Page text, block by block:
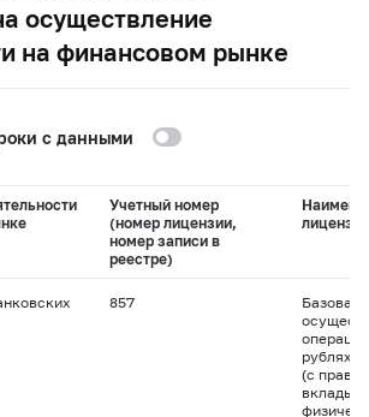
осуществление
на финансовом рынке
с данными
Учетный номер
(номер лицензии,
номер записи в
реестре)
лицензии
857
Базовая
рублях и
(с
вклады